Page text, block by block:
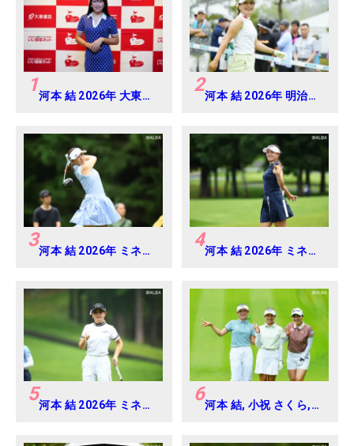
1河本 結 2026年 大東建
マ
2河本 結 2026年 明治安
3河本 結 2026年 ミネベ
4河本 結 2026年 ミネベ
5河本 結 2026年 ミネベ
6河本 結, 小祝 さくら,